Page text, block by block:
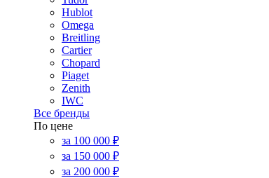
Hublot
Omega
Breitling
Cartier
Chopard
Piaget
Zenith
IWC
Все бренды
По цене
за 100 000 ₽
за 150 000 ₽
за 200 000 ₽